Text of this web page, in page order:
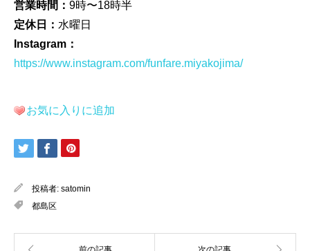
営業時間： 9時〜18時半
定休日： 水曜日
Instagram：
https://www.instagram.com/funfare.miyakojima/
お気に入りに追加
投稿者: satomin
都島区